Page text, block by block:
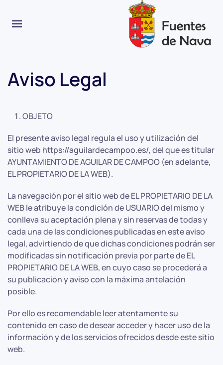
Aviso Legal
OBJETO
El presente aviso legal regula el uso y utilización del
sitio web https://aguilardecampoo.es/, del que es titular
AYUNTAMIENTO DE AGUILAR DE CAMPOO (en adelante,
EL PROPIETARIO DE LA WEB).
La navegación por el sitio web de EL PROPIETARIO DE LA
WEB le atribuye la condición de USUARIO del mismo y
conlleva su aceptación plena y sin reservas de todas y
cada una de las condiciones publicadas en este aviso
legal, advirtiendo de que dichas condiciones podrán ser
modificadas sin notificación previa por parte de EL
PROPIETARIO DE LA WEB, en cuyo caso se procederá a
su publicación y aviso con la máxima antelación
posible.
Por ello es recomendable leer atentamente su
contenido en caso de desear acceder y hacer uso de la
información y de los servicios ofrecidos desde este sitio
web.